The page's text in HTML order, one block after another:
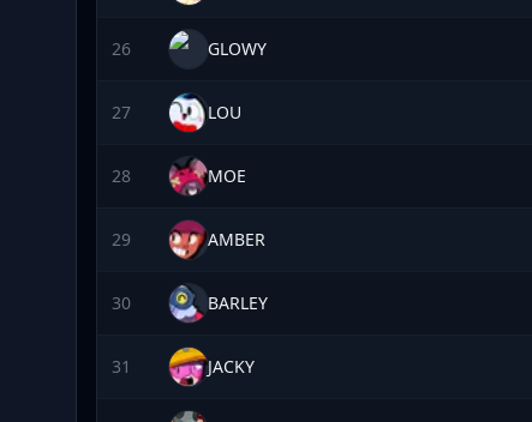
26 GLOWY
27 LOU
28 MOE
29 AMBER
30 BARLEY
31 JACKY